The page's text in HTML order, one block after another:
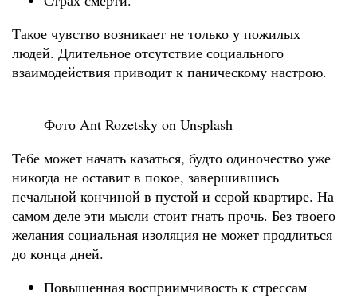
Такое чувство возникает не только у пожилых
людей. Длительное отсутствие социального
взаимодействия приводит к паническому настрою.
Фото Ant Rozetsky on Unsplash
Тебе может начать казаться, будто одиночество уже
никогда не оставит в покое, завершившись
печальной кончиной в пустой и серой квартире. На
самом деле эти мысли стоит гнать прочь. Без твоего
желания социальная изоляция не может продлиться
до конца дней.
Повышенная восприимчивость к стрессам